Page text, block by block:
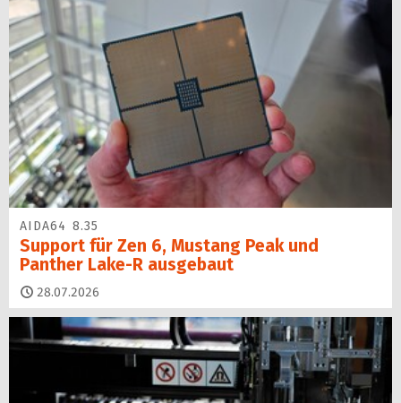
AIDA64 8.35
Support für Zen 6, Mustang Peak und
Panther Lake-R ausgebaut
28.07.2026